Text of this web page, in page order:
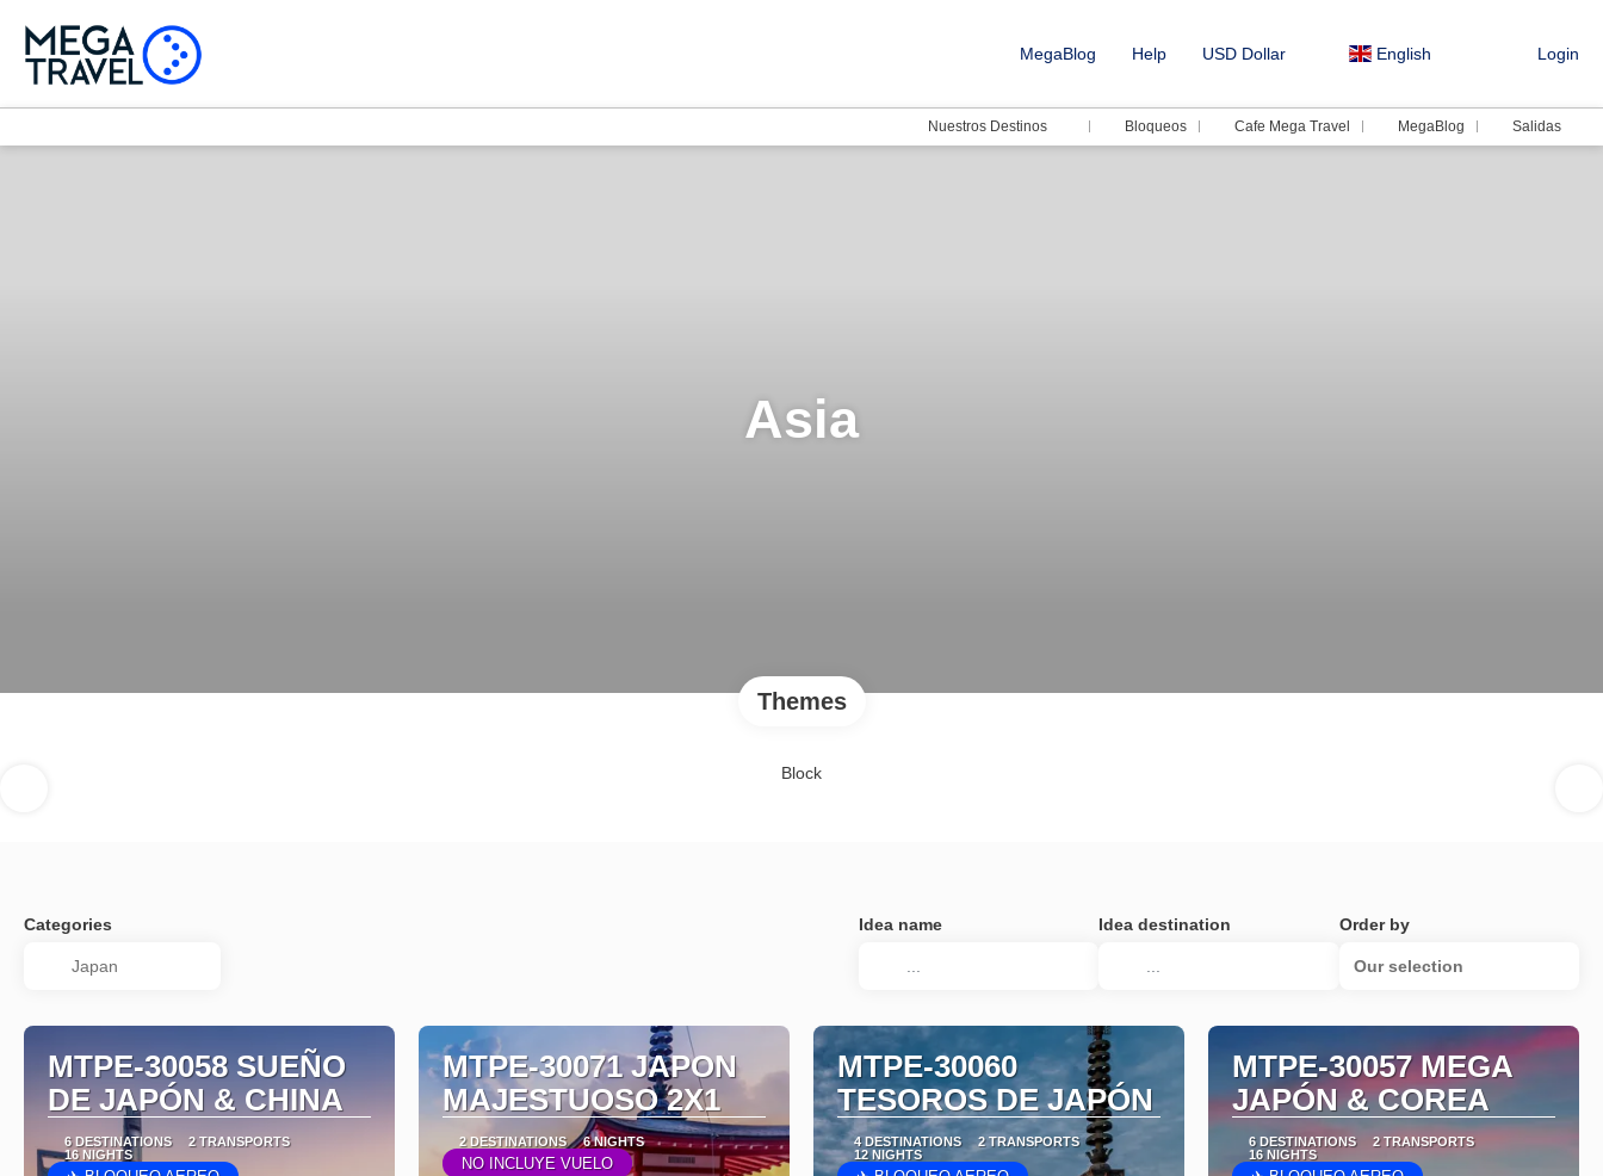
MegaBlog Help USD Dollar English Login
Nuestros Destinos Bloqueos Cafe Mega Travel MegaBlog Salidas
Asia
Themes
Block
Categories Idea name Idea destination Order by
Our selection
MTPE-30058 SUEÑO
DE JAPÓN & CHINA
6 DESTINATIONS
2 TRANSPORTS
16 NIGHTS
MTPE-30071 JAPON
MAJESTUOSO 2X1
2 DESTINATIONS 6 NIGHTS
NO INCLUYE VUELO
MTPE-30060
TESOROS DE JAPÓN
4 DESTINATIONS
2 TRANSPORTS
12 NIGHTS
MTPE-30057 MEGA
JAPÓN & COREA
6 DESTINATIONS
2 TRANSPORTS
16 NIGHTS